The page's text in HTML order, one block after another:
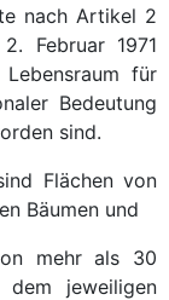
nach Artikel 2
Februar 1971
für
Bedeutung
sind.
Flächen von
Bäumen und
mehr als 30
jeweiligen